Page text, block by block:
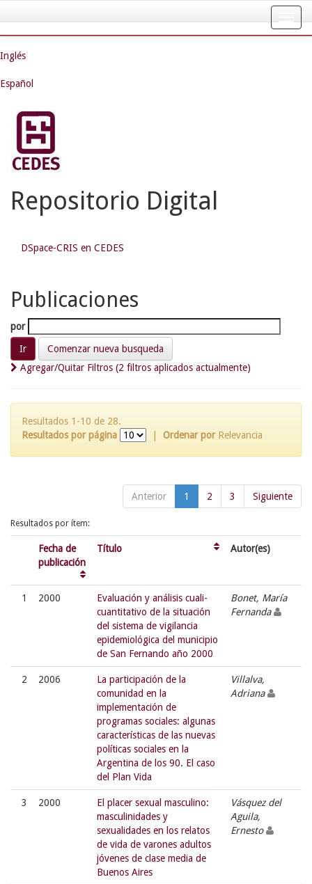
navigation
Inglés
Español
Repositorio Digital
DSpace-CRIS en CEDES
Publicaciones
por
Comenzar nueva busqueda
Agregar/Quitar Filtros (2 filtros aplicados actualmente)
Resultados 1-10 de 28.
Resultados por página
Ordenar por Relevancia
Anterior 1 2 3 Siguiente
Resultados por ítem:
Fecha de
publicación
Título Autor(es)
1 2000
Evaluación y análisis cuali-
cuantitativo de la situación
del sistema de vigilancia
epidemiológica del municipio
de San Fernando año 2000
Bonet, María
Fernanda
2 2006
La participación de la
comunidad en la
implementación de
programas sociales: algunas
características de las nuevas
políticas sociales en la
Argentina de los 90. El caso
del Plan Vida
Villalva,
Adriana
3 2000
El placer sexual masculino:
masculinidades y
sexualidades en los relatos
de vida de varones adultos
jóvenes de clase media de
Buenos Aires
Vásquez del
Aguila,
Ernesto